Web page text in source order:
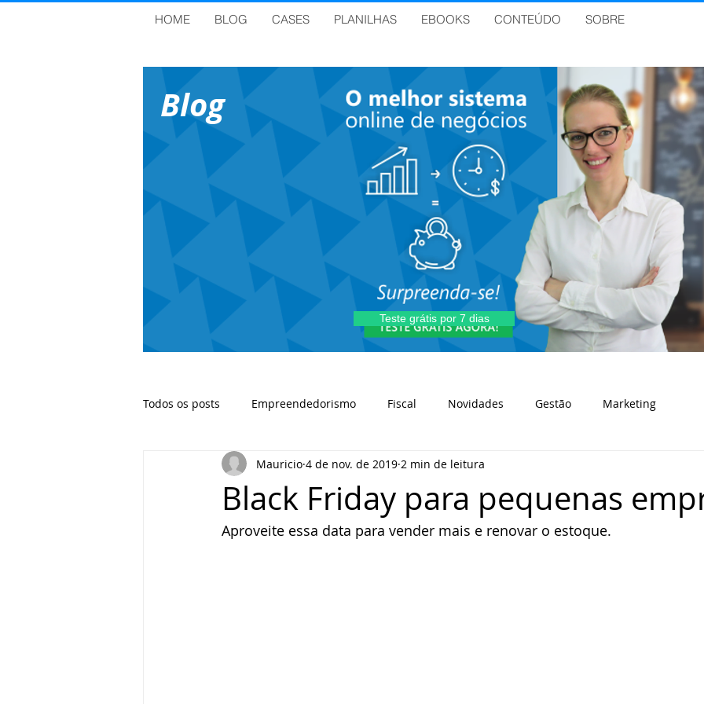
HOME BLOG CASES PLANILHAS EBOOKS CONTEÚDO SOBRE
Teste grátis por 7 dias
Blog
Todos os posts Empreendedorismo Fiscal Novidades Gestão Marketing
Black Friday para pequenas
Mauricio 4 de nov. de 2019 2 min de leitura
Aproveite essa data para vender mais e renovar o estoque.